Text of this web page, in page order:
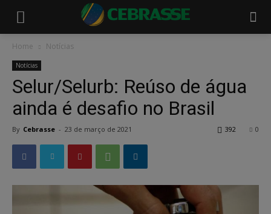
Home Notícias
Notícias
Selur/Selurb: Reúso de água
ainda é desafio no Brasil
By Cebrasse - 23 de março de 2021 0
392